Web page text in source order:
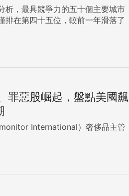
析，最具競爭力的五十個主要城市
排在第四十五位，較前一年滑落了
罪惡股崛起，盤點美國飆
International）奢侈品主管